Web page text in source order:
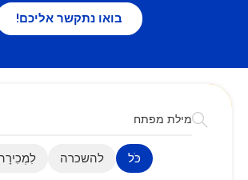
בואו נתקשר אליכם!
כֹּל להשכרה